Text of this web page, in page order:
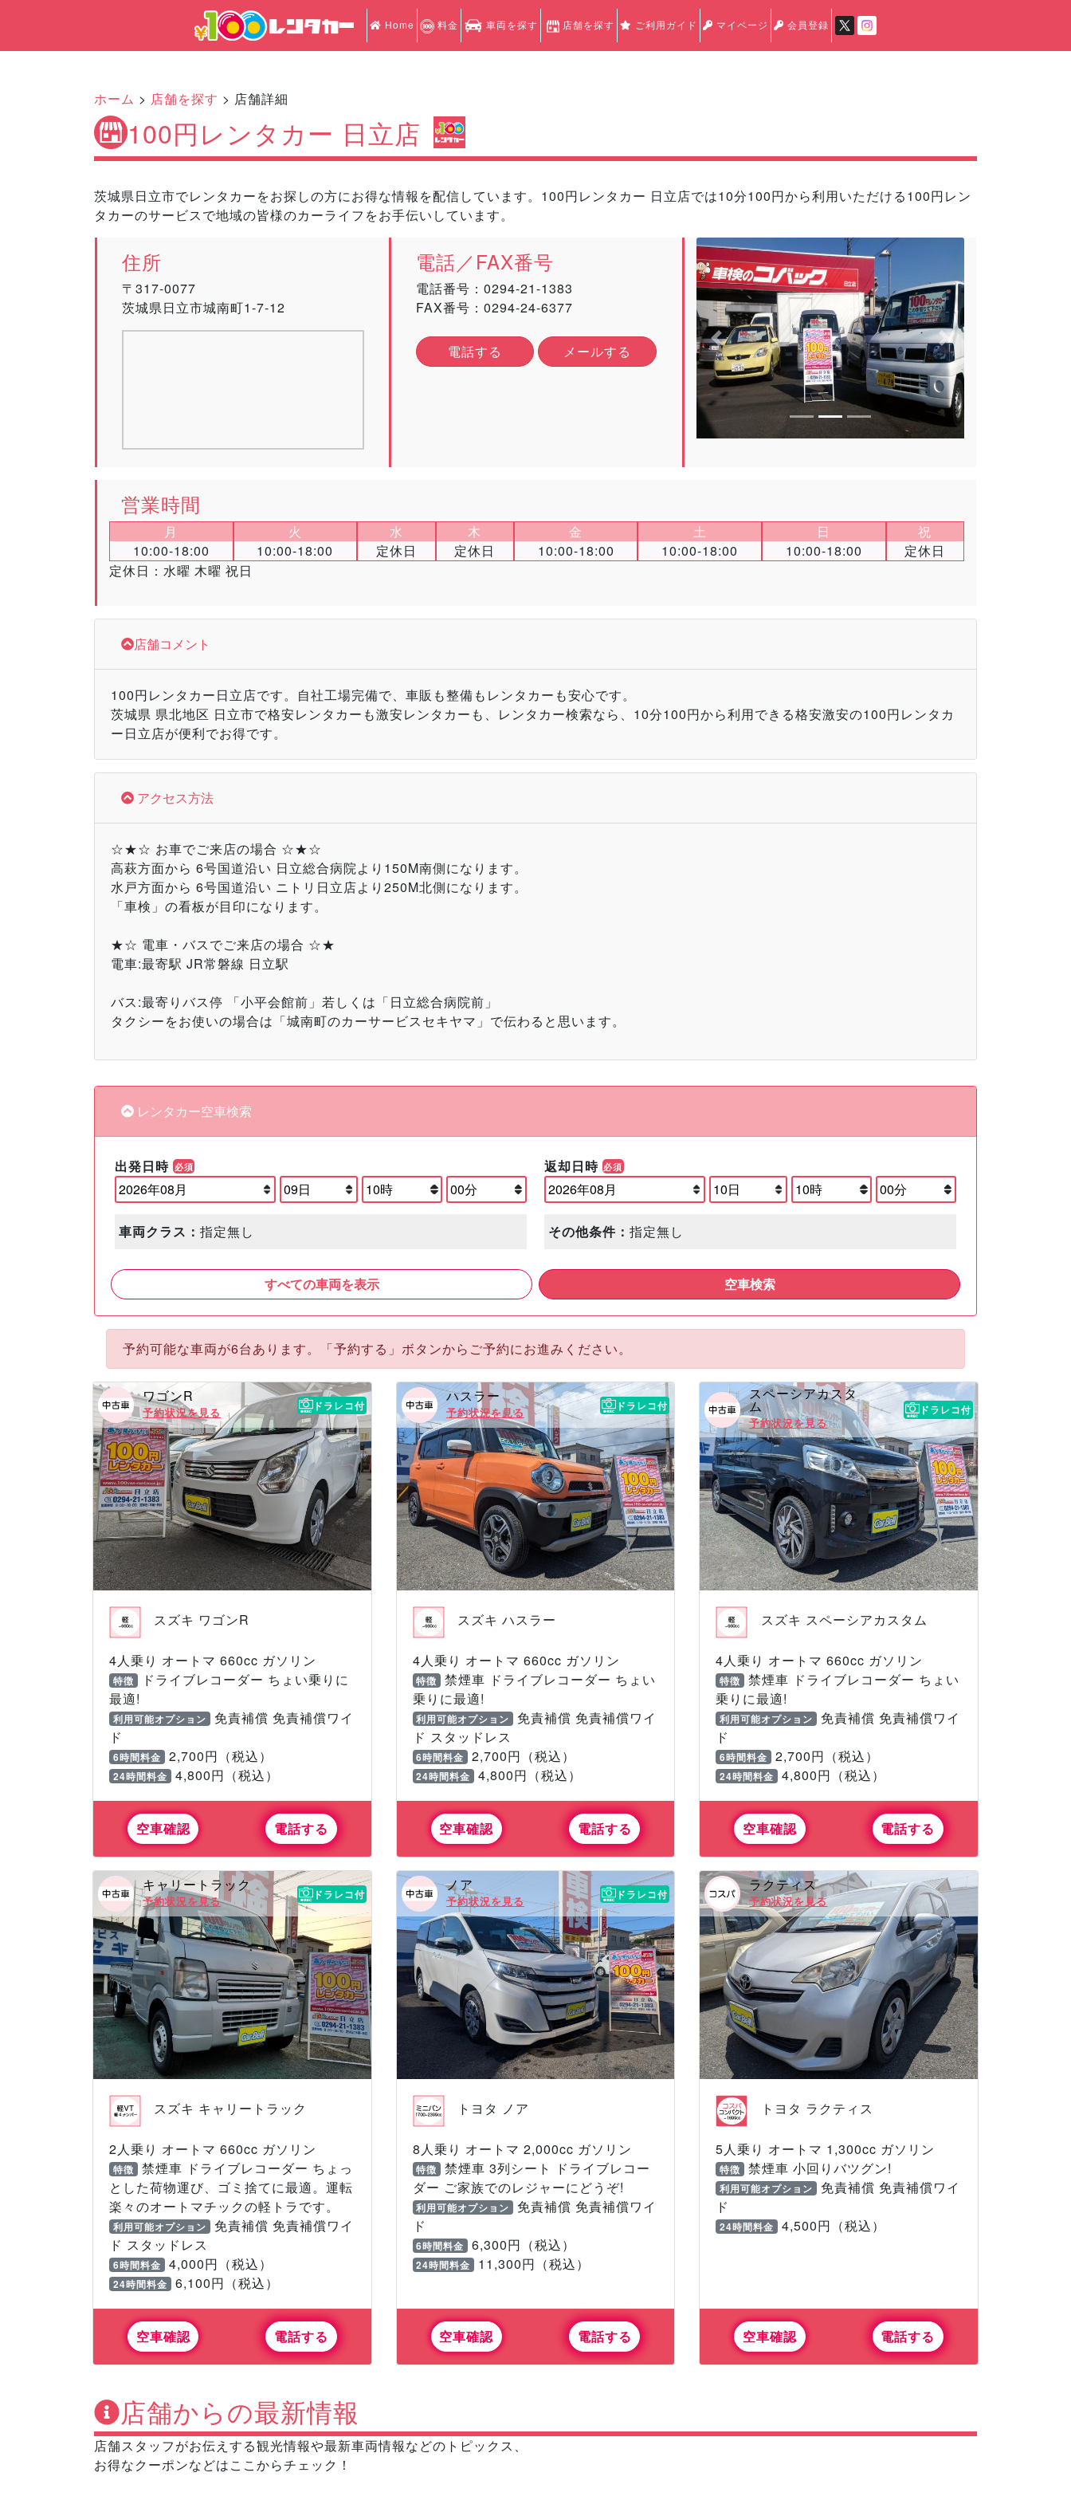
Home 料金 車両を探す 店舗を探す ご利用ガイド マイページ 会員登録
ホーム > 店舗を探す > 店舗詳細
100円レンタカー 日立店
茨城県日立市でレンタカーをお探しの方にお得な情報を配信しています。100円レンタカー 日立店では10分100円から利用いただける100円レン
タカーのサービスで地域の皆様のカーライフをお手伝いしています。
住所
〒317-0077
茨城県日立市城南町1-7-12
電話／FAX番号
電話番号： 0294-21-1383
FAX番号：0294-24-6377
電話する メールする Previous Next
営業時間
月
10:00-18:00
火
10:00-18:00
水
定休日
木
定休日
金
10:00-18:00
土
10:00-18:00
日
10:00-18:00
祝
定休日
定休日：水曜 木曜 祝日
店舗コメント
100円レンタカー日立店です。自社工場完備で、車販も整備もレンタカーも安心です。
茨城県 県北地区 日立市で格安レンタカーも激安レンタカーも、レンタカー検索なら、10分100円から利用できる格安激安の100円レンタカ
ー日立店が便利でお得です。
アクセス方法
☆★☆ お車でご来店の場合 ☆★☆
高萩方面から 6号国道沿い 日立総合病院より150M南側になります。
水戸方面から 6号国道沿い ニトリ日立店より250M北側になります。
「車検」の看板が目印になります。
★☆ 電車・バスでご来店の場合 ☆★
電車:最寄駅 JR常磐線 日立駅
バス:最寄りバス停 「小平会館前」若しくは「日立総合病院前」
タクシーをお使いの場合は「城南町のカーサービスセキヤマ」で伝わると思います。
レンタカー空車検索
出発日時 必須 返却日時 必須
車両クラス： 指定無し その他条件： 指定無し
すべての車両を表示 空車検索
予約可能な車両が6台あります。「予約する」ボタンからご予約にお進みください。
ワゴンR
予約状況を見る
ドラレコ付
スズキ ワゴンR
4人乗り オートマ 660cc ガソリン
特徴 ドライブレコーダー ちょい乗りに
最適!
利用可能オプション 免責補償 免責補償ワイ
ド
6時間料金 2,700円（税込）
24時間料金 4,800円（税込）
空車確認 電話する
ハスラー
予約状況を見る
ドラレコ付
スズキ ハスラー
4人乗り オートマ 660cc ガソリン
特徴
禁煙車 ドライブレコーダー ちょい
乗りに最適!
利用可能オプション
免責補償 免責補償ワイ
ド スタッドレス
6時間料金 2,700円（税込）
24時間料金 4,800円（税込）
空車確認 電話する
スペーシアカスタ
ム
予約状況を見る
ドラレコ付
スズキ スペーシアカスタム
4人乗り オートマ 660cc ガソリン
特徴 禁煙車 ドライブレコーダー ちょい
乗りに最適!
利用可能オプション 免責補償 免責補償ワイ
ド
6時間料金 2,700円（税込）
24時間料金 4,800円（税込）
空車確認 電話する
キャリートラック
予約状況を見る
ドラレコ付
スズキ キャリートラック
2人乗り オートマ 660cc ガソリン
特徴 禁煙車 ドライブレコーダー ちょっ
とした荷物運び、ゴミ捨てに最適。運転
楽々のオートマチックの軽トラです。
利用可能オプション 免責補償 免責補償ワイ
ド スタッドレス
6時間料金 4,000円（税込）
24時間料金 6,100円（税込）
空車確認 電話する
ノア
予約状況を見る
ドラレコ付
トヨタ ノア
8人乗り オートマ 2,000cc ガソリン
特徴
禁煙車 3列シート ドライブレコー
ダー ご家族でのレジャーにどうぞ!
利用可能オプション
免責補償 免責補償ワイ
ド
6時間料金 6,300円（税込）
24時間料金 11,300円（税込）
空車確認 電話する
ラクティス
予約状況を見る
トヨタ ラクティス
5人乗り オートマ 1,300cc ガソリン
特徴 禁煙車 小回りバツグン!
利用可能オプション 免責補償 免責補償ワイ
ド
24時間料金 4,500円（税込）
空車確認 電話する
店舗からの最新情報
店舗スタッフがお伝えする観光情報や最新車両情報などのトピックス、
お得なクーポンなどはここからチェック！